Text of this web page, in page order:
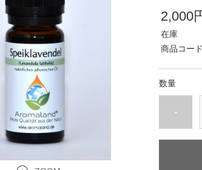
2,000
在庫
商品コード
数量
-